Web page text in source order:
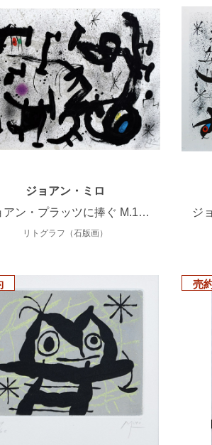
ジョアン・ミロ
アン・プラッツに捧ぐ M.1…
リトグラフ（石版画）
ジ
売